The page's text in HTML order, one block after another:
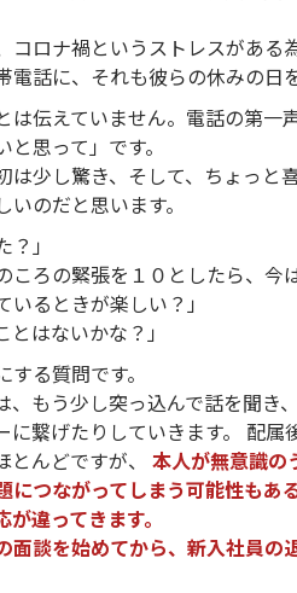
コロナ禍というストレスがあ
電話に、それも彼らの休みの日
は伝えていません。電話の第
思って」です。
は少し驚き、そして、ちょっと
のだと思います。
？」
ころの緊張を１０としたら、今
いるときが楽しい？」
とはないかな？」
る質問です。
、もう少し突っ込んで話を聞
に繋げたりしていきます。 配
とんどですが、 本人が無意識の
につながってしまう可能性も
違ってきます。
面談を始めてから、新入社員